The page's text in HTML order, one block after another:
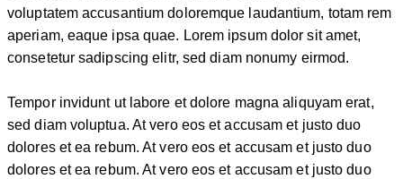
voluptatem accusantium doloremque laudantium, totam rem
aperiam, eaque ipsa quae. Lorem ipsum dolor sit amet,
consetetur sadipscing elitr, sed diam nonumy eirmod.
Tempor invidunt ut labore et dolore magna aliquyam erat,
sed diam voluptua. At vero eos et accusam et justo duo
dolores et ea rebum. At vero eos et accusam et justo duo
dolores et ea rebum. At vero eos et accusam et justo duo